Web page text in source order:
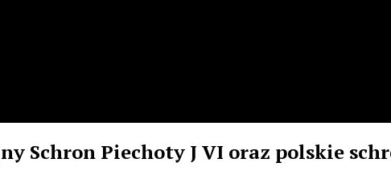
Schron Piechoty J VI oraz polskie